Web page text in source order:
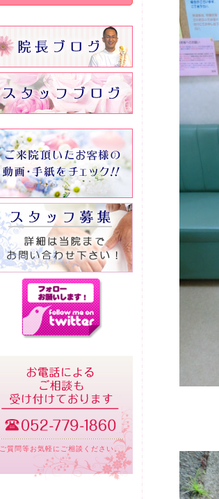
ご質問等お気軽にご相談ください。